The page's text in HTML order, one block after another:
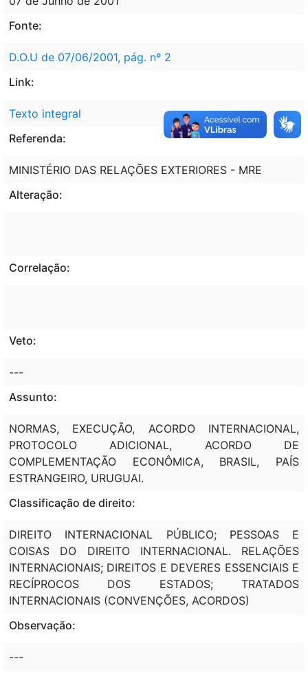
Fonte:
D.O.U de 07/06/2001, pág. nº 2
Link:
Texto integral
Referenda:
MINISTÉRIO DAS RELAÇÕES EXTERIORES - MRE
Alteração:
Correlação:
Veto:
---
Assunto:
NORMAS, EXECUÇÃO, ACORDO INTERNACIONAL,
PROTOCOLO ADICIONAL, ACORDO DE
COMPLEMENTAÇÃO ECONÔMICA, BRASIL, PAÍS
ESTRANGEIRO, URUGUAI.
Classificação de direito:
DIREITO INTERNACIONAL PÚBLICO; PESSOAS E
COISAS DO DIREITO INTERNACIONAL. RELAÇÕES
INTERNACIONAIS; DIREITOS E DEVERES ESSENCIAIS E
RECÍPROCOS DOS ESTADOS; TRATADOS
INTERNACIONAIS (CONVENÇÕES, ACORDOS)
Observação:
---